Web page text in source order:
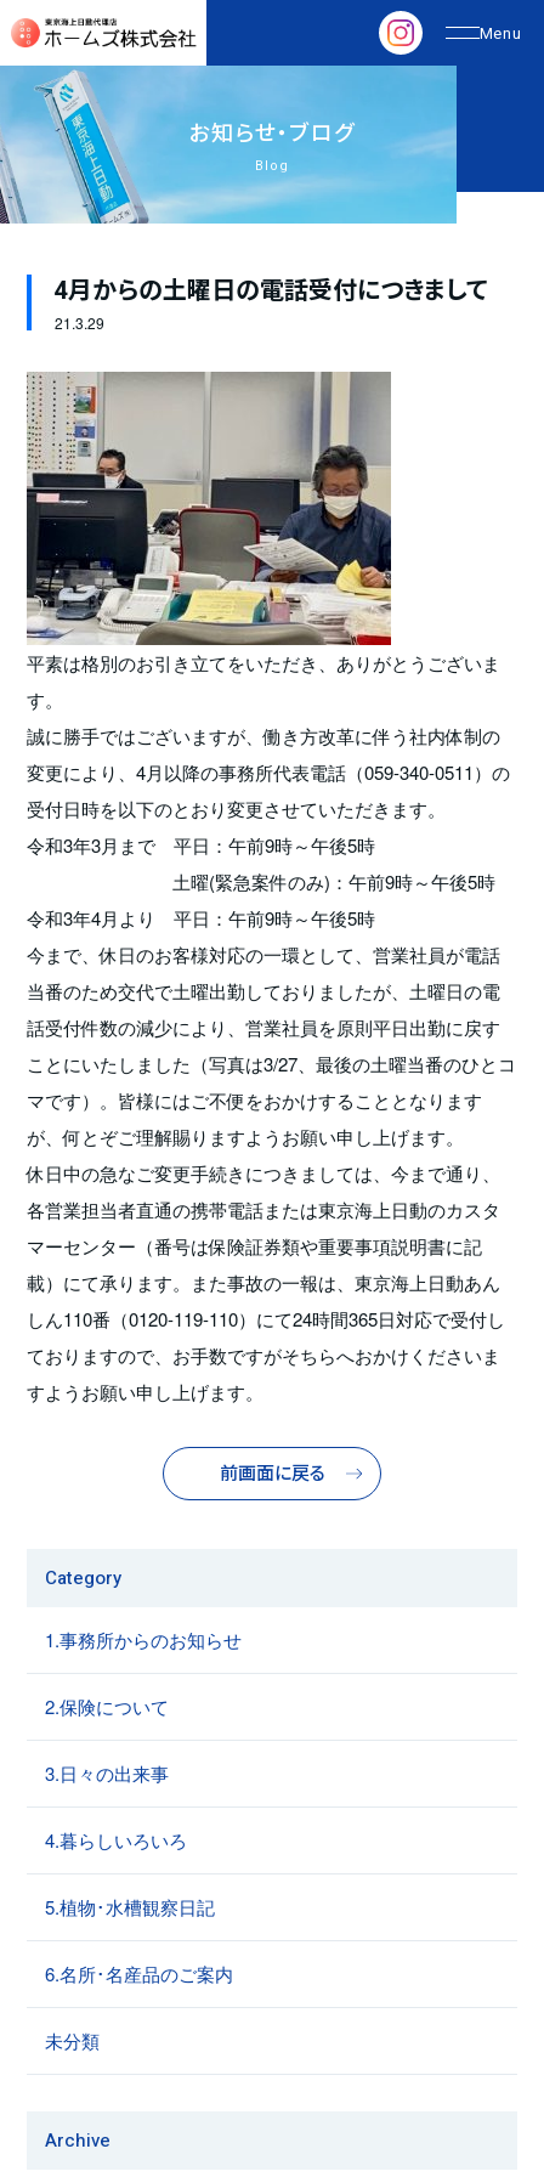
お知らせ・ブログ
Blog
4月からの土曜日の電話受付につきまして
21.3.29
平素は格別のお引き立てをいただき、ありがとうございま
す。
誠に勝手ではございますが、働き方改革に伴う社内体制の
変更により、4月以降の事務所代表電話（059-340-0511）の
受付日時を以下のとおり変更させていただきます。
令和3年3月まで 平日：午前9時～午後5時
土曜(緊急案件のみ)：午前9時～午後5時
令和3年4月より 平日：午前9時～午後5時
今まで、休日のお客様対応の一環として、営業社員が電話
当番のため交代で土曜出勤しておりましたが、土曜日の電
話受付件数の減少により、営業社員を原則平日出勤に戻す
ことにいたしました（写真は3/27、最後の土曜当番のひとコ
マです）。皆様にはご不便をおかけすることとなります
が、何とぞご理解賜りますようお願い申し上げます。
休日中の急なご変更手続きにつきましては、今まで通り、
各営業担当者直通の携帯電話または東京海上日動のカスタ
マーセンター（番号は保険証券類や重要事項説明書に記
載）にて承ります。また事故の一報は、東京海上日動あん
しん110番（0120-119-110）にて24時間365日対応で受付し
ておりますので、お手数ですがそちらへおかけくださいま
すようお願い申し上げます。
前画面に戻る
Category
1.事務所からのお知らせ
2.保険について
3.日々の出来事
4.暮らしいろいろ
5.植物･水槽観察日記
6.名所･名産品のご案内
未分類
Archive